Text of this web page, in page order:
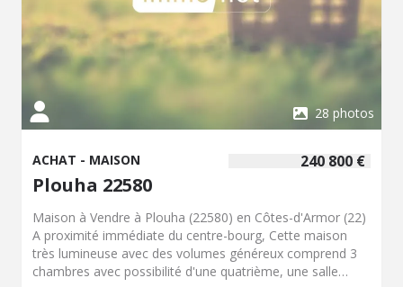
28 photos
240 800 €
ACHAT - MAISON
Plouha 22580
Maison à Vendre à Plouha (22580) en Côtes-d'Armor (22)
A proximité immédiate du centre-bourg, Cette maison
très lumineuse avec des volumes généreux comprend 3
chambres avec possibilité d'une quatrième, une salle